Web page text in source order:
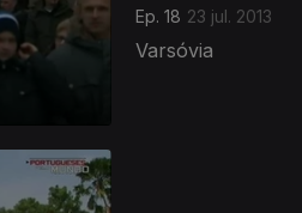
Ep. 18 23 jul. 2013
Varsóvia